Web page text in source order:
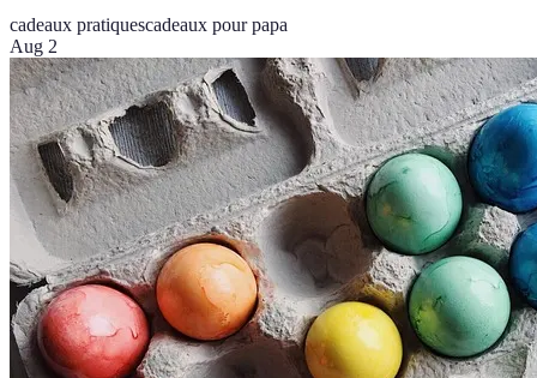
cadeaux pratiquescadeaux pour papa
Aug 2